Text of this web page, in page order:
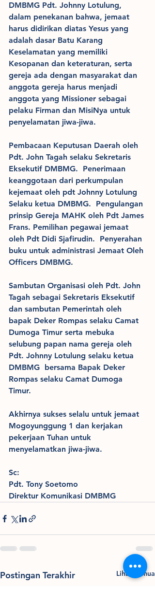
DMBMG Pdt. Johnny Lotulung,
dalam penekanan bahwa, jemaat
harus didirikan diatas Yesus yang
adalah dasar Batu Karang
Keselamatan yang memiliki
Kesopanan dan keteraturan, serta
gereja ada dengan masyarakat dan
anggota gereja harus menjadi
anggota yang Missioner sebagai
pelaku Firman dan MisiNya untuk
penyelamatan jiwa-jiwa.
Pembacaan Keputusan Daerah oleh
Pdt. John Tagah selaku Sekretaris
Eksekutif DMBMG.  Penerimaan
keanggotaan dari perkumpulan
kejemaat oleh pdt Johnny Lotulung
Selaku ketua DMBMG.  Pengulangan
prinsip Gereja MAHK oleh Pdt James
Frans. Pemilihan pegawai jemaat
oleh Pdt Didi Sjafirudin.  Penyerahan
buku untuk administrasi Jemaat Oleh
Officers DMBMG.
Sambutan Organisasi oleh Pdt. John
Tagah sebagai Sekretaris Eksekutif
dan sambutan Pemerintah oleh
bapak Deker Rompas selaku Camat
Dumoga Timur serta mebuka
selubung papan nama gereja oleh
Pdt. Johnny Lotulung selaku ketua
DMBMG  bersama Bapak Deker
Rompas selaku Camat Dumoga
Timur.
Akhirnya sukses selalu untuk jemaat
Mogoyunggung 1 dan kerjakan
pekerjaan Tuhan untuk
menyelamatkan jiwa-jiwa.
Sc:
Pdt. Tony Soetomo
Direktur Komunikasi DMBMG
Postingan Terakhir Lihat Semua